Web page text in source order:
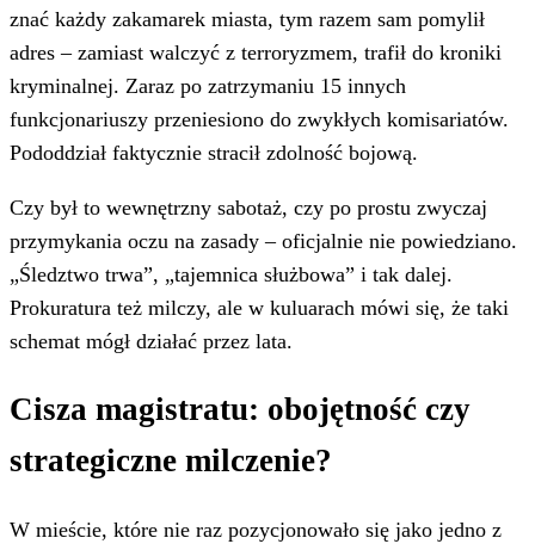
znać każdy zakamarek miasta, tym razem sam pomylił
adres – zamiast walczyć z terroryzmem, trafił do kroniki
kryminalnej. Zaraz po zatrzymaniu 15 innych
funkcjonariuszy przeniesiono do zwykłych komisariatów.
Pododdział faktycznie stracił zdolność bojową.
Czy był to wewnętrzny sabotaż, czy po prostu zwyczaj
przymykania oczu na zasady – oficjalnie nie powiedziano.
„Śledztwo trwa”, „tajemnica służbowa” i tak dalej.
Prokuratura też milczy, ale w kuluarach mówi się, że taki
schemat mógł działać przez lata.
Cisza magistratu: obojętność czy
strategiczne milczenie?
W mieście, które nie raz pozycjonowało się jako jedno z